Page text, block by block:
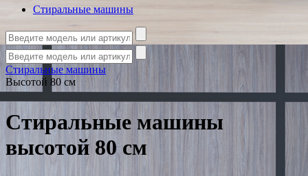
Стиральные машины
Стиральные машины
Высотой 80 см
Стиральные машины
высотой 80 см